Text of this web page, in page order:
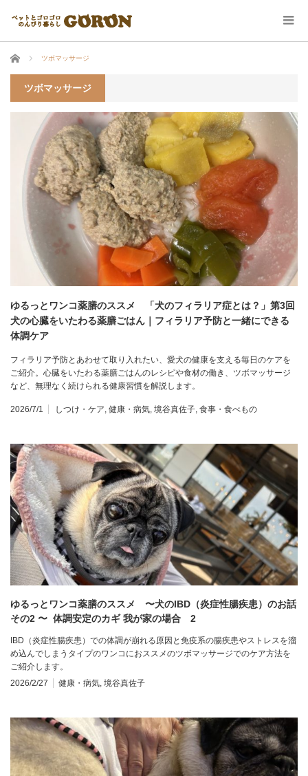
ホーム ツボマッサージ
ツボマッサージ
ゆるっとワンコ薬膳のススメ 「犬のフィラリア症とは？」第3回
犬の心臓をいたわる薬膳ごはん｜フィラリア予防と一緒にできる
体調ケア
フィラリア予防とあわせて取り入れたい、愛犬の健康を支える毎日のケアを
ご紹介。心臓をいたわる薬膳ごはんのレシピや食材の働き、ツボマッサージ
など、無理なく続けられる健康習慣を解説します。
2026/7/1 しつけ・ケア, 健康・病気, 境谷真佐子, 食事・食べもの
ゆるっとワンコ薬膳のススメ 〜犬のIBD（炎症性腸疾患）のお話
その2 〜 体調安定のカギ 我が家の場合 2
IBD（炎症性腸疾患）での体調が崩れる原因と免疫系の腸疾患やストレスを溜
め込んでしまうタイプのワンコにおススメのツボマッサージでのケア方法を
ご紹介します。
2026/2/27
健康・病気 境谷真佐子